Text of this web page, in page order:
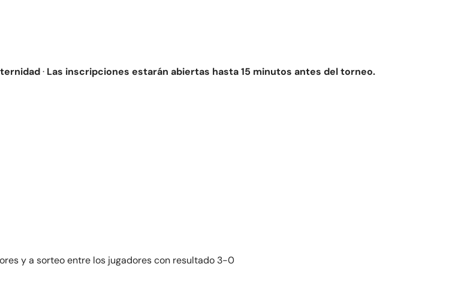
· Las inscripciones estarán abiertas hasta 15 minutos antes del torneo.
y a sorteo entre los jugadores con resultado 3-0